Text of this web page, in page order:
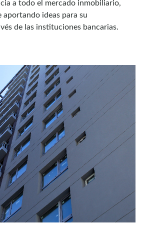
a todo el mercado inmobiliario,
aportando ideas para su
de las instituciones bancarias.